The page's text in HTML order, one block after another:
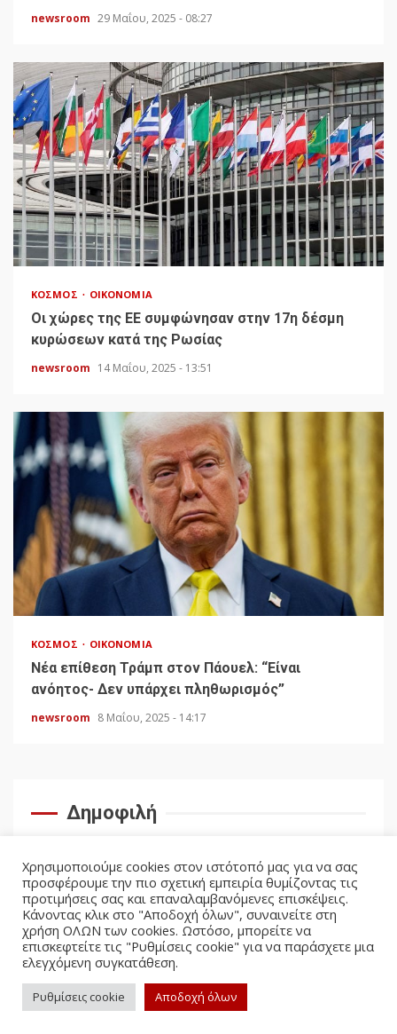
newsroom 29 Μαΐου, 2025 - 08:27
ΚΌΣΜΟΣ ΟΙΚΟΝΟΜΊΑ
Οι χώρες της ΕΕ συμφώνησαν στην 17η δέσμη
κυρώσεων κατά της Ρωσίας
newsroom 14 Μαΐου, 2025 - 13:51
ΚΌΣΜΟΣ ΟΙΚΟΝΟΜΊΑ
Νέα επίθεση Τράμπ στον Πάουελ: “Είναι
ανόητος- Δεν υπάρχει πληθωρισμός”
newsroom 8 Μαΐου, 2025 - 14:17
Δημοφιλή
Politicus.gr Copyright © All rights reserved.
Χρησιμοποιούμε cookies στον ιστότοπό μας για να σας
προσφέρουμε την πιο σχετική εμπειρία θυμίζοντας τις
προτιμήσεις σας και επαναλαμβανόμενες επισκέψεις.
Κάνοντας κλικ στο "Αποδοχή όλων", συναινείτε στη
χρήση ΟΛΩΝ των cookies. Ωστόσο, μπορείτε να
επισκεφτείτε τις "Ρυθμίσεις cookie" για να παράσχετε μια
ελεγχόμενη συγκατάθεση.
Ρυθμίσεις cookie Αποδοχή όλων